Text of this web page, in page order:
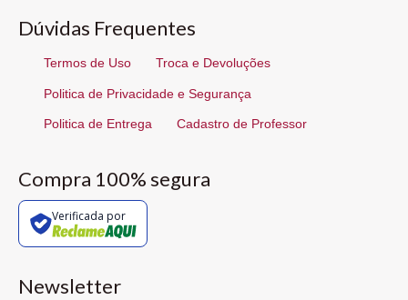
Dúvidas Frequentes
Termos de Uso Troca e Devoluções
Politica de Privacidade e Segurança
Politica de Entrega Cadastro de Professor
Compra 100% segura
Verificada por
Newsletter